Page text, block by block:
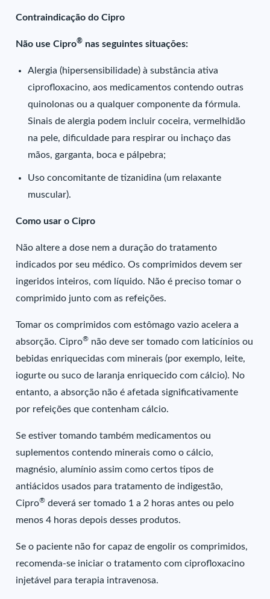
Contraindicação do Cipro
Não use Cipro® nas seguintes situações:
Alergia (hipersensibilidade) à substância ativa
ciprofloxacino, aos medicamentos contendo outras
quinolonas ou a qualquer componente da fórmula.
Sinais de alergia podem incluir coceira, vermelhidão
na pele, dificuldade para respirar ou inchaço das
mãos, garganta, boca e pálpebra;
Uso concomitante de tizanidina (um relaxante
muscular).
Como usar o Cipro
Não altere a dose nem a duração do tratamento
indicados por seu médico. Os comprimidos devem ser
ingeridos inteiros, com líquido. Não é preciso tomar o
comprimido junto com as refeições.
Tomar os comprimidos com estômago vazio acelera a
absorção. Cipro® não deve ser tomado com laticínios ou
bebidas enriquecidas com minerais (por exemplo, leite,
iogurte ou suco de laranja enriquecido com cálcio). No
entanto, a absorção não é afetada significativamente
por refeições que contenham cálcio.
Se estiver tomando também medicamentos ou
suplementos contendo minerais como o cálcio,
magnésio, alumínio assim como certos tipos de
antiácidos usados para tratamento de indigestão,
Cipro® deverá ser tomado 1 a 2 horas antes ou pelo
menos 4 horas depois desses produtos.
Se o paciente não for capaz de engolir os comprimidos,
recomenda-se iniciar o tratamento com ciprofloxacino
injetável para terapia intravenosa.